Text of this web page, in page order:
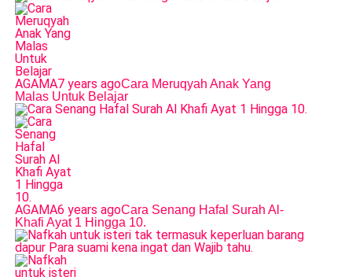
AGAMA7 years agoCara Meruqyah Anak Yang
Malas Untuk Belajar
AGAMA6 years agoCara Senang Hafal Surah Al-
Khafi Ayat 1 Hingga 10.